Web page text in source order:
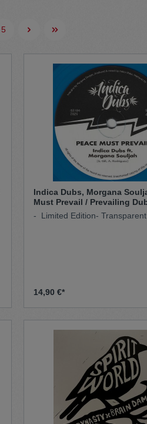
Hosen
Taschen
Mäntel
5
Indica Dubs, Morgana
Must Prevail / Prevailing
- Limited Edition-
14,90 €*